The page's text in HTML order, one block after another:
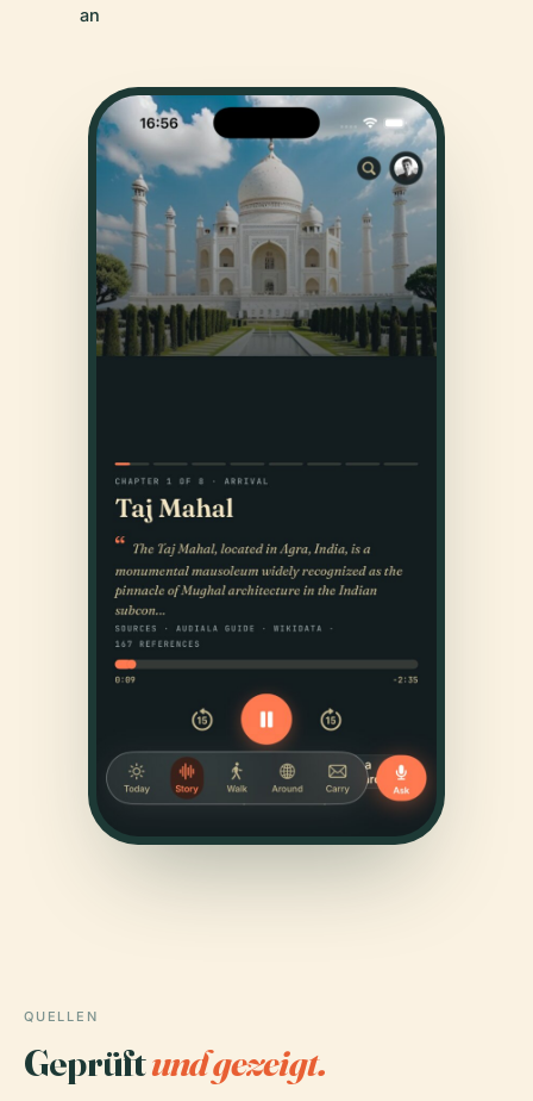
an
QUELLEN
Geprüftund gezeigt.